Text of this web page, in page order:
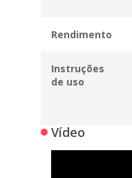
Rendimento
Instruções
de uso
Vídeo